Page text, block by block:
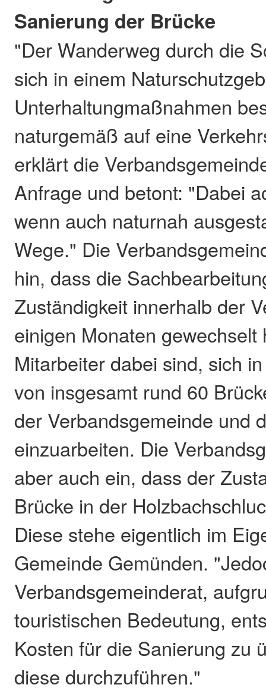
Sanierung der Brücke
"Der Wanderweg durch die
sich in einem
Unterhaltungmaßnahmen
naturgemäß auf eine
erklärt die
Anfrage und betont: "Dabei
wenn auch naturnah
Wege." Die
hin, dass die
Zuständigkeit innerhalb der
einigen Monaten gewechselt
Mitarbeiter dabei sind, sich
von insgesamt rund 60
der Verbandsgemeinde und
einzuarbeiten. Die
aber auch ein, dass der
Brücke in der
Diese stehe eigentlich im
Gemeinde Gemünden.
Verbandsgemeinderat,
touristischen Bedeutung,
Kosten für die Sanierung zu
diese durchzuführen."